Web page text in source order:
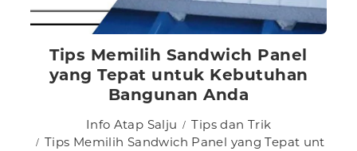
Tips Memilih Sandwich Panel
yang Tepat untuk Kebutuhan
Bangunan Anda
Info Atap Salju
Tips dan Trik
Tips Memilih Sandwich Panel yang Tepat unt